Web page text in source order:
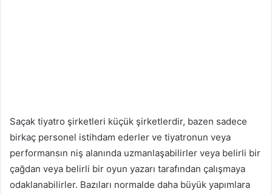
Saçak tiyatro şirketleri küçük şirketlerdir, bazen sadece
birkaç personel istihdam ederler ve tiyatronun veya
performansın niş alanında uzmanlaşabilirler veya belirli bir
çağdan veya belirli bir oyun yazarı tarafından çalışmaya
odaklanabilirler. Bazıları normalde daha büyük yapımlara